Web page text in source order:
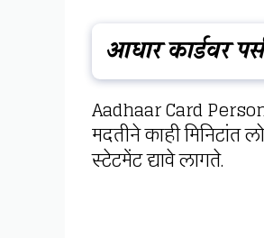
आधार कार्डवर
Aadhaar Card
मदतीने काही मिनिटांत
स्टेटमेंट द्यावे लागते.